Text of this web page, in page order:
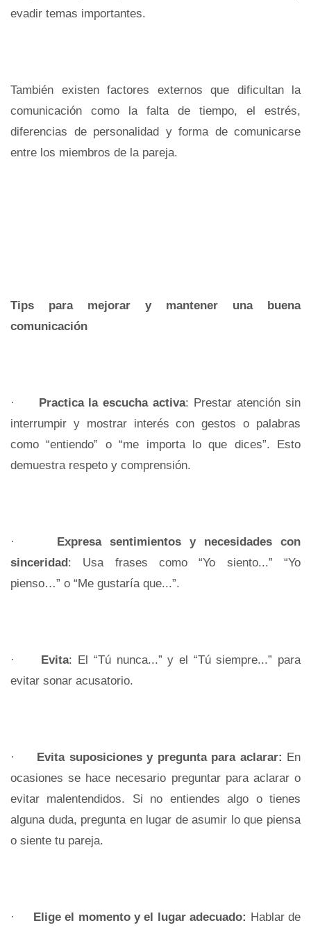
evadir temas importantes.
También existen factores externos que dificultan la
comunicación como la falta de tiempo, el estrés,
diferencias de personalidad y forma de comunicarse
entre los miembros de la pareja.
Tips para mejorar y mantener una buena
comunicación
· Practica la escucha activa: Prestar atención sin
interrumpir y mostrar interés con gestos o palabras
como “entiendo” o “me importa lo que dices”. Esto
demuestra respeto y comprensión.
· Expresa sentimientos y necesidades con
sinceridad: Usa frases como “Yo siento...” “Yo
pienso…” o “Me gustaría que...”.
· Evita: El “Tú nunca...” y el “Tú siempre...” para
evitar sonar acusatorio.
· Evita suposiciones y pregunta para aclarar: En
ocasiones se hace necesario preguntar para aclarar o
evitar malentendidos. Si no entiendes algo o tienes
alguna duda, pregunta en lugar de asumir lo que piensa
o siente tu pareja.
· Elige el momento y el lugar adecuado: Hablar de